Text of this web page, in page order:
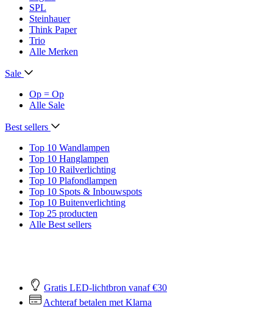
SPL
Steinhauer
Think Paper
Trio
Alle Merken
Sale
Op = Op
Alle Sale
Best sellers
Top 10 Wandlampen
Top 10 Hanglampen
Top 10 Railverlichting
Top 10 Plafondlampen
Top 10 Spots & Inbouwspots
Top 10 Buitenverlichting
Top 25 producten
Alle Best sellers
Gratis LED-lichtbron vanaf €30
Achteraf betalen met Klarna